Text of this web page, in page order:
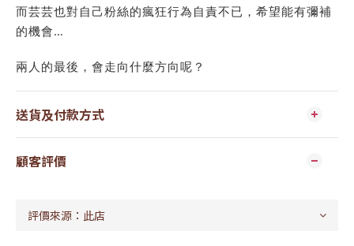
而芸芸也對自己粉絲的瘋狂行為自責不已，希望能有彌補
的機會…
兩人的最後，會走向什麼方向呢？
送貨及付款方式
顧客評價